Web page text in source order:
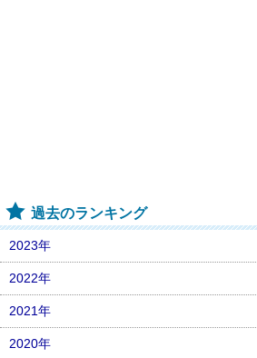
過去のランキング
2023年
2022年
2021年
2020年